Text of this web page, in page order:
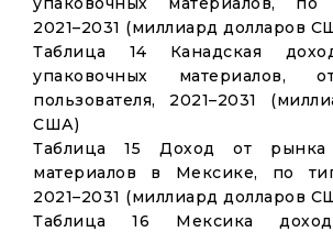
2021–2031 (миллиард долларов
Таблица 14 Канадская
упаковочных материалов,
пользователя, 2021–2031
США)
Таблица 15 Доход от рынка
материалов в Мексике, по
2021–2031 (миллиард долларов
Таблица 16 Мексика